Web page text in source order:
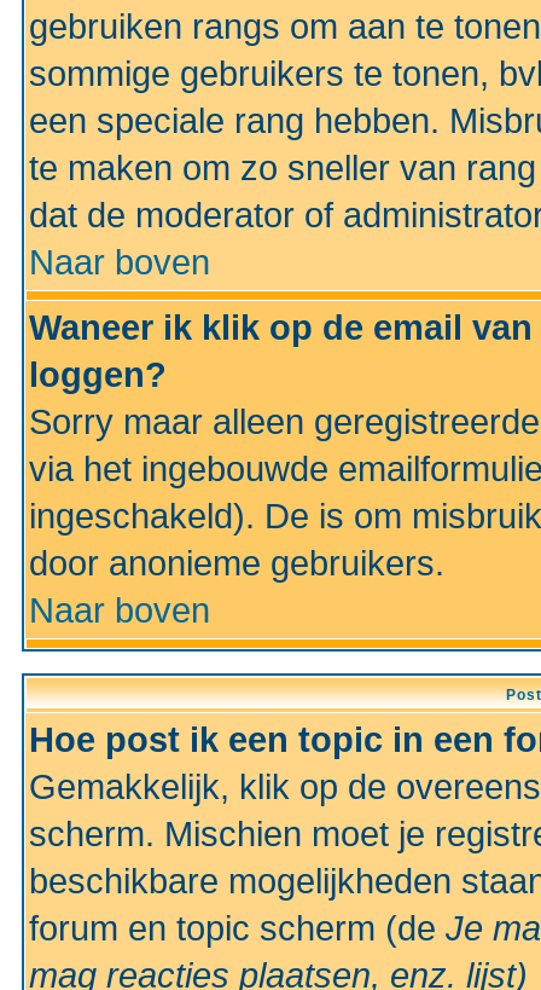
gebruiken rangs om aan te
sommige gebruikers te tonen,
een speciale rang hebben.
te maken om zo sneller van
dat de moderator of
Naar boven
Waneer ik klik op de email
loggen?
Sorry maar alleen
via het ingebouwde
ingeschakeld). De is om
door anonieme gebruikers.
Naar boven
Hoe post ik een topic in een
Gemakkelijk, klik op de
scherm. Mischien moet je
beschikbare mogelijkheden
forum en topic scherm (de Je
mag reacties plaatsen, enz. lijst)